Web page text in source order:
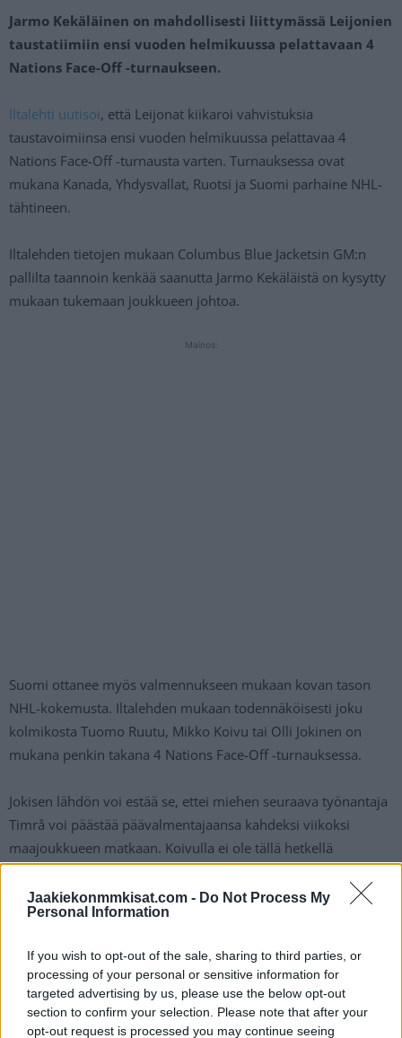
Jaakiekonmmkisat.com - Do Not Process My
Personal Information
If you wish to opt-out of the sale, sharing to third parties, or
processing of your personal or sensitive information for
targeted advertising by us, please use the below opt-out
section to confirm your selection. Please note that after your
opt-out request is processed you may continue seeing
Jarmo Kekäläinen on mahdollisesti liittymässä Leijonien
taustatiimiin ensi vuoden helmikuussa pelattavaan 4
Nations Face-Off -turnaukseen.
Iltalehti uutisoi, että Leijonat kiikaroi vahvistuksia
taustavoimiinsa ensi vuoden helmikuussa pelattavaa 4
Nations Face-Off -turnausta varten. Turnauksessa ovat
mukana Kanada, Yhdysvallat, Ruotsi ja Suomi parhaine NHL-
tähtineen.
Iltalehden tietojen mukaan Columbus Blue Jacketsin GM:n
pallilta taannoin kenkää saanutta Jarmo Kekäläistä on kysytty
mukaan tukemaan joukkueen johtoa.
Mainos:
Suomi ottanee myös valmennukseen mukaan kovan tason
NHL-kokemusta. Iltalehden mukaan todennäköisesti joku
kolmikosta Tuomo Ruutu, Mikko Koivu tai Olli Jokinen on
mukana penkin takana 4 Nations Face-Off -turnauksessa.
Jokisen lähdön voi estää se, ettei miehen seuraava työnantaja
Timrå voi päästää päävalmentajaansa kahdeksi viikoksi
maajoukkueen matkaan. Koivulla ei ole tällä hetkellä
seurasidonnaisuuksia, kun taas Ruutu puolestaan kuuluu
Florida Panthersin valmennustiimiin.
Leijonissa kuuluvat ensi kaudella Jussi Tapola, Mikko Manner
ja maalivahtivalmentaja Aki Näykki. Videovalmentajien
roolissa ovat Jukka Varmanen ja Lauri Merikivi.